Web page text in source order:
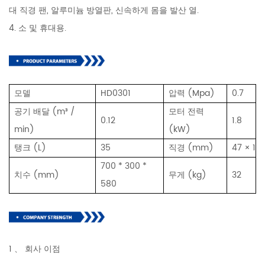
대 직경 팬, 알루미늄 방열판, 신속하게 몸을 발산 열.
4. 소 및 휴대용.
모델 HD0301 압력 (Mpa)
0.7
공기 배달 (m³ /
min)
0.12
모터 전력
(kW)
1.8
탱크 (L)
35 직경 (mm)
47 × 1
치수 (mm)
700 * 300 *
580
무게 (kg) 32
1 、 회사 이점